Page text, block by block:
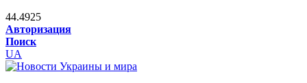
44.4925
Авторизация
Поиск
UA